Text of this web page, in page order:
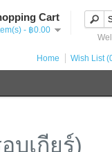
Cart
- ฿0.00
Home Wish List
บเกียร์)